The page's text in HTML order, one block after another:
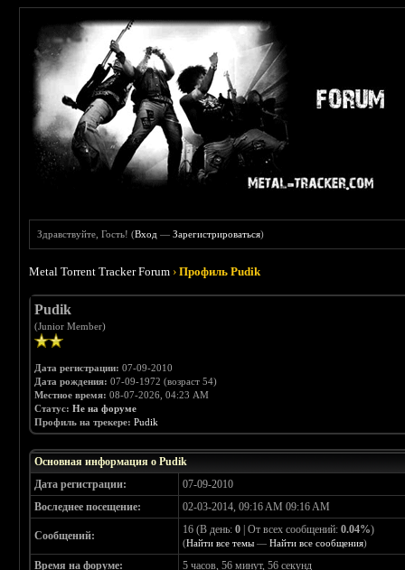
Здравствуйте, Гость! (Вход —Зарегистрироваться)
Metal Torrent Tracker Forum ›Профиль Pudik
Pudik
(Junior Member)
Дата регистрации: 07-09-2010
Дата рождения: 07-09-1972 (возраст 54)
Местное время: 08-07-2026, 04:23 AM
Статус: Не на форуме
Профиль на трекере: Pudik
Основная информация о Pudik
Дата регистрации:
07-09-2010
Воследнее посещение:
02-03-2014, 09:16 AM 09:16 AM
Сообщений: 16 (В день:0 | От всех сообщений:0.04%)
(Найти все темы —Найти все сообщения)
Время на форуме:
5 часов, 56 минут, 56 секунд